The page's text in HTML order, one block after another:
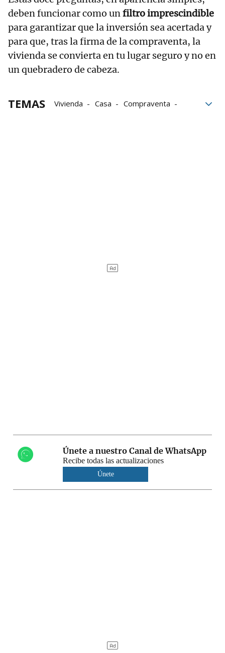
deben funcionar como unfiltro imprescindible
para garantizar que la inversión sea acertada y
para que, tras la firma de la compraventa, la
vivienda se convierta en tu lugar seguro y no en
un quebradero de cabeza.
TEMAS Vivienda Casa
Compraventa
Únete a nuestro Canal de WhatsApp
Recibe todas las actualizaciones
Únete